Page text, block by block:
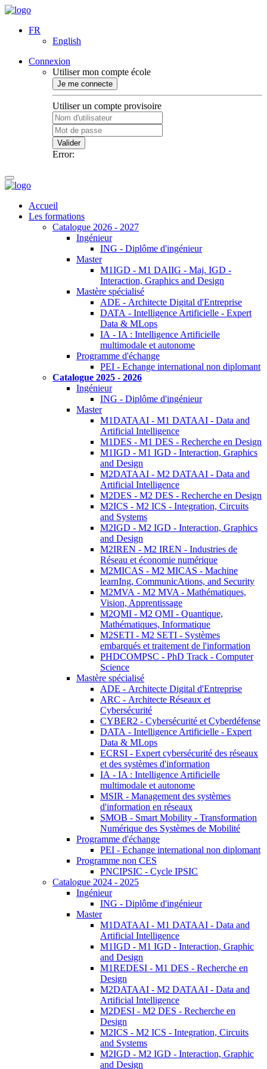
FR
English
Connexion
Utiliser mon compte école
Je me connecte
Utiliser un compte provisoire
Valider
Error:
Accueil
Les formations
Catalogue 2026 - 2027
Ingénieur
ING - Diplôme d'ingénieur
Master
M1IGD - M1 DAIIG - Maj. IGD -
Interaction, Graphics and Design
Mastère spécialisé
ADE - Architecte Digital d'Entreprise
DATA - Intelligence Artificielle - Expert
Data & MLops
IA - IA : Intelligence Artificielle
multimodale et autonome
Programme d'échange
PEI - Echange international non diplomant
Catalogue 2025 - 2026
Ingénieur
ING - Diplôme d'ingénieur
Master
M1DATAAI - M1 DATAAI - Data and
Artificial Intelligence
M1DES - M1 DES - Recherche en Design
M1IGD - M1 IGD - Interaction, Graphics
and Design
M2DATAAI - M2 DATAAI - Data and
Artificial Intelligence
M2DES - M2 DES - Recherche en Design
M2ICS - M2 ICS - Integration, Circuits
and Systems
M2IGD - M2 IGD - Interaction, Graphics
and Design
M2IREN - M2 IREN - Industries de
Réseau et économie numérique
M2MICAS - M2 MICAS - Machine
learnIng, CommunicAtions, and Security
M2MVA - M2 MVA - Mathématiques,
Vision, Apprentissage
M2QMI - M2 QMI - Quantique,
Mathématiques, Informatique
M2SETI - M2 SETI - Systèmes
embarqués et traitement de l'information
PHDCOMPSC - PhD Track - Computer
Science
Mastère spécialisé
ADE - Architecte Digital d'Entreprise
ARC - Architecte Réseaux et
Cybersécurité
CYBER2 - Cybersécurité et Cyberdéfense
DATA - Intelligence Artificielle - Expert
Data & MLops
ECRSI - Expert cybersécurité des réseaux
et des systèmes d'information
IA - IA : Intelligence Artificielle
multimodale et autonome
MSIR - Management des systèmes
d'information en réseaux
SMOB - Smart Mobility - Transformation
Numérique des Systèmes de Mobilité
Programme d'échange
PEI - Echange international non diplomant
Programme non CES
PNCIPSIC - Cycle IPSIC
Catalogue 2024 - 2025
Ingénieur
ING - Diplôme d'ingénieur
Master
M1DATAAI - M1 DATAAI - Data and
Artificial Intelligence
M1IGD - M1 IGD - Interaction, Graphic
and Design
M1REDESI - M1 DES - Recherche en
Design
M2DATAAI - M2 DATAAI - Data and
Artificial Intelligence
M2DESI - M2 DES - Recherche en
Design
M2ICS - M2 ICS - Integration, Circuits
and Systems
M2IGD - M2 IGD - Interaction, Graphic
and Design